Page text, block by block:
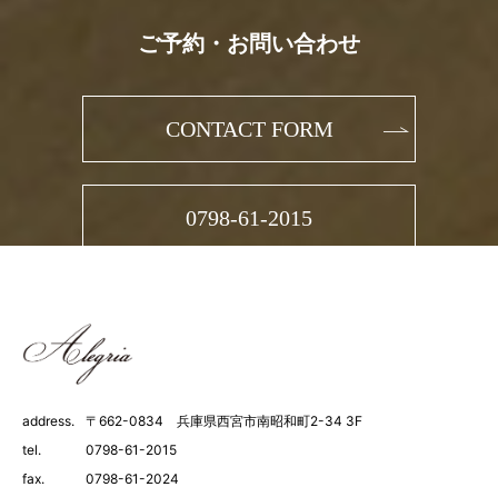
ご予約・お問い合わせ
CONTACT FORM
0798-61-2015
address.
〒662-0834 兵庫県西宮市南昭和町2-34 3F
tel.
0798-61-2015
fax.
0798-61-2024